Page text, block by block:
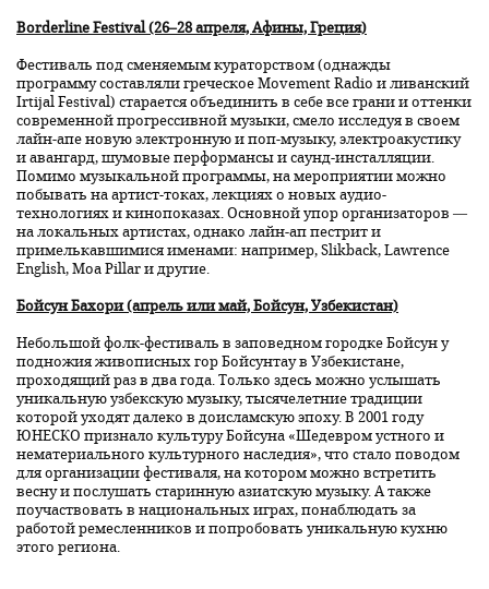
Borderline Festival (26–28 апреля, Афины, Греция)
Фестиваль под сменяемым кураторством (однажды
программу составляли греческое Movement Radio и ливанский
Irtijal Festival) старается объединить в себе все грани и оттенки
современной прогрессивной музыки, смело исследуя в своем
лайн-апе новую электронную и поп-музыку, электроакустику
и авангард, шумовые перформансы и саунд-инсталляции.
Помимо музыкальной программы, на мероприятии можно
побывать на артист-токах, лекциях о новых аудио-
технологиях и кинопоказах. Основной упор организаторов —
на локальных артистах, однако лайн-ап пестрит и
примелькавшимися именами: например, Slikback, Lawrence
English, Moa Pillar и другие.
Бойсун Бахори (апрель или май, Бойсун, Узбекистан)
Небольшой фолк-фестиваль в заповедном городке Бойсун у
подножия живописных гор Бойсунтау в Узбекистане,
проходящий раз в два года. Только здесь можно услышать
уникальную узбекскую музыку, тысячелетние традиции
которой уходят далеко в доисламскую эпоху. В 2001 году
ЮНЕСКО признало культуру Бойсуна «Шедевром устного и
нематериального культурного наследия», что стало поводом
для организации фестиваля, на котором можно встретить
весну и послушать старинную азиатскую музыку. А также
поучаствовать в национальных играх, понаблюдать за
работой ремесленников и попробовать уникальную кухню
этого региона.